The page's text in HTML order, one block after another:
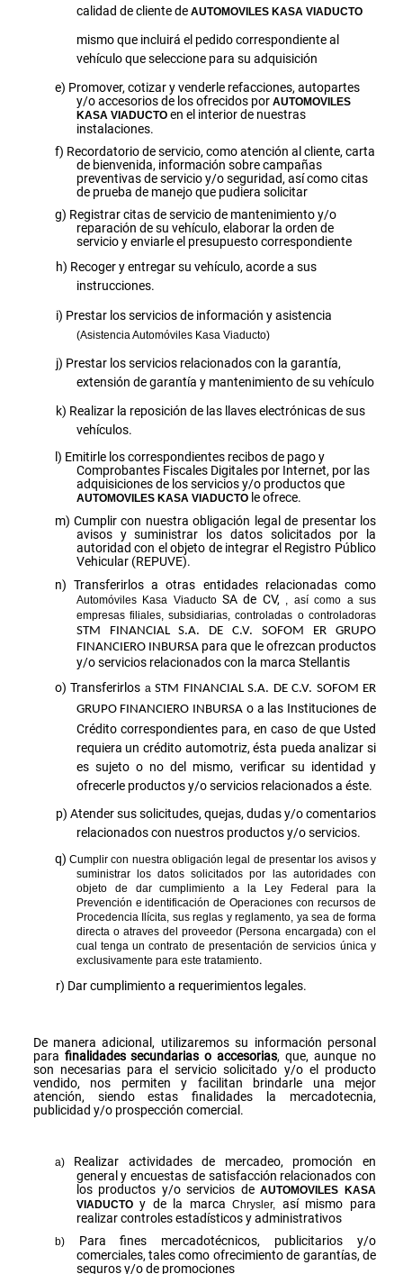
calidad de cliente de AUTOMOVILES KASA VIADUCTO
mismo que incluirá el pedido correspondiente al
vehículo que seleccione para su adquisición
Promover, cotizar y venderle refacciones, autopartes
y/o accesorios de los ofrecidos por AUTOMOVILES
KASA VIADUCTO en el interior de nuestras
instalaciones.
Recordatorio de servicio, como atención al cliente, carta
de bienvenida, información sobre campañas
preventivas de servicio y/o seguridad, así como citas
de prueba de manejo que pudiera solicitar
Registrar citas de servicio de mantenimiento y/o
reparación de su vehículo, elaborar la orden de
servicio y enviarle el presupuesto correspondiente
Recoger y entregar su vehículo, acorde a sus
instrucciones.
Prestar los servicios de información y asistencia
(Asistencia Automóviles Kasa Viaducto)
Prestar los servicios relacionados con la garantía,
extensión de garantía y mantenimiento de su vehículo
Realizar la reposición de las llaves electrónicas de sus
vehículos.
Emitirle los correspondientes recibos de pago y
Comprobantes Fiscales Digitales por Internet, por las
adquisiciones de los servicios y/o productos que
AUTOMOVILES KASA VIADUCTO le ofrece.
Cumplir con nuestra obligación legal de presentar los
avisos y suministrar los datos solicitados por la
autoridad con el objeto de integrar el Registro Público
Vehicular (REPUVE).
Transferirlos a otras entidades relacionadas como
Automóviles Kasa ViaductoSA de CV,
, así como a sus
empresas filiales, subsidiarias, controladas o controladoras
STM FINANCIAL S.A. DE C.V. SOFOM ER GRUPO
FINANCIERO INBURSA para que le ofrezcan productos
y/o servicios relacionados con la marca Stellantis
Transferirlos aSTM FINANCIAL S.A. DE C.V. SOFOM ER
GRUPO FINANCIERO INBURSA o a las Instituciones de
Crédito correspondientes para, en caso de que Usted
requiera un crédito automotriz, ésta pueda analizar si
es sujeto o no del mismo, verificar su identidad y
ofrecerle productos y/o servicios relacionados a éste.
Atender sus solicitudes, quejas, dudas y/o comentarios
relacionados con nuestros productos y/o servicios.
Cumplir con nuestra obligación legal de presentar los avisos y
suministrar los datos solicitados por las autoridades con
objeto de dar cumplimiento a la Ley Federal para la
Prevención e identificación de Operaciones con recursos de
Procedencia Ilícita, sus reglas y reglamento, ya sea de forma
directa o atraves del proveedor (Persona encargada) con el
cual tenga un contrato de presentación de servicios única y
exclusivamente para este tratamiento.
Dar cumplimiento a requerimientos legales.
De manera adicional, utilizaremos su información personal
para finalidades secundarias o accesorias, que, aunque no
son necesarias para el servicio solicitado y/o el producto
vendido, nos permiten y facilitan brindarle una mejor
atención, siendo estas finalidades la mercadotecnia,
publicidad y/o prospección comercial.
Realizar actividades de mercadeo, promoción en
general y encuestas de satisfacción relacionados con
los productos y/o servicios deAUTOMOVILES KASA
VIADUCTO y de la marcaChrysler, así mismo para
realizar controles estadísticos y administrativos
Para fines mercadotécnicos, publicitarios y/o
comerciales, tales como ofrecimiento de garantías, de
seguros y/o de promociones